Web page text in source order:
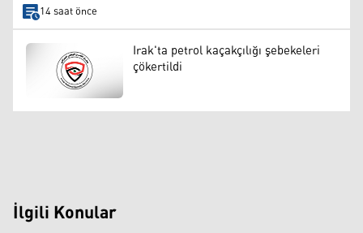
14 saat önce
Irak'ta petrol kaçakçılığı şebekeleri
çökertildi
İlgili Konular